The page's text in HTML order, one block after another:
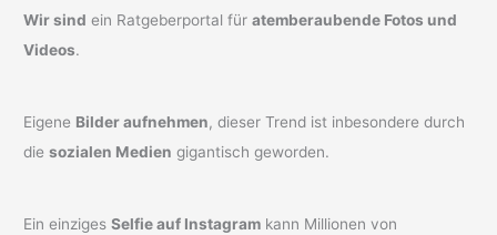
Wir sind ein Ratgeberportal füratemberaubende Fotos und
Videos.
Eigene Bilder aufnehmen, dieser Trend ist inbesondere durch
diesozialen Medien gigantisch geworden.
Ein einzigesSelfie auf Instagram kann Millionen von